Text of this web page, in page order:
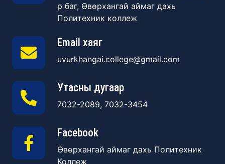
р баг, Өвөрхангай аймаг дахь
Политехник коллеж
Email хаяг
uvurkhangai.college@gmail.com
Утасны дугаар
7032-2089, 7032-3454
Facebook
Өвөрхангай аймаг дахь Политехник
Коллеж